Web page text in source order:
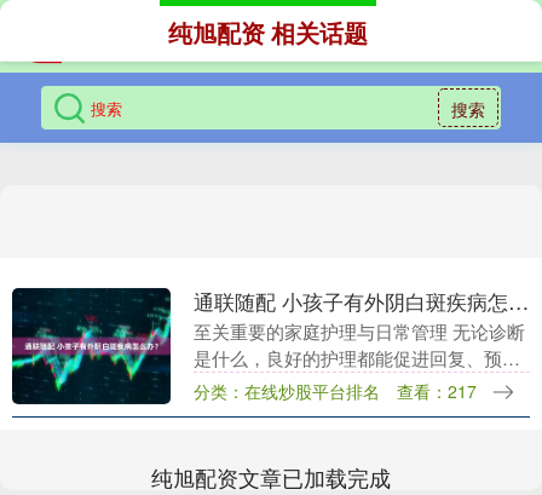
搜索
纯旭配资 相关话题
通联随配 小孩子有外阴白斑疾病怎么办？
至关重要的家庭护理与日常管理 无论诊断
是什么，良好的护理都能促进回复、预防
复发： 温和清洁： 每天用温水清洗私密处
1次即可，动作轻柔。避免使用任何肥皂、
分类：在线炒股平台排名 查看：217
纯旭配资文章已加载完成